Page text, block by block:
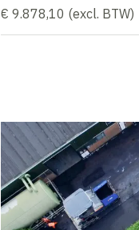
€ 9.878,10 (excl. BTW)